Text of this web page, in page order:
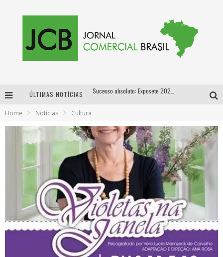
ÚLTIMAS NOTÍCIAS
Proibida anuncia retorno da Puro Malte Extra e consolida trajetória de democratização cervejeira no Brasil
Home Notícias Cultura